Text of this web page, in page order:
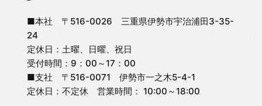
未分類
松嶋 杏奈
2025年9月
2025年8月
■本社 〒516-0026 三重県伊勢市宇治浦田3-35-
24
定休日：土曜、日曜、祝日
受付時間：9：00～17：00
■支社 〒516-0071 伊勢市一之木5-4-1
定休日：不定休 営業時間： 10:00～18:00